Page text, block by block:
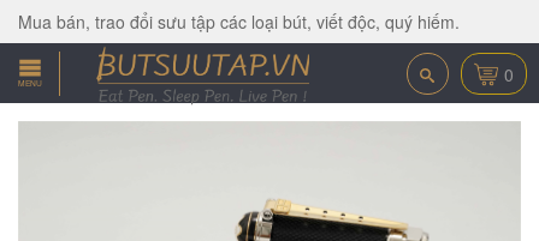
Mua bán, trao đổi sưu tập các loại bút, viết độc, quý hiếm.
MENU 0